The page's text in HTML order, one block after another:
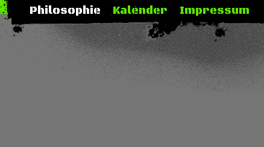
und frühen Nachkriegszeit, lediglich das jeweilige Lager oder die
Dichtung zu erneuern.
Also keine Verschwendung von Ressourcen, keine
Obsoleszenz.
Zuverlässigkeit aus einfachen Rohstoffen.
vorwiegend mit
Philosophie Kalender Impressum